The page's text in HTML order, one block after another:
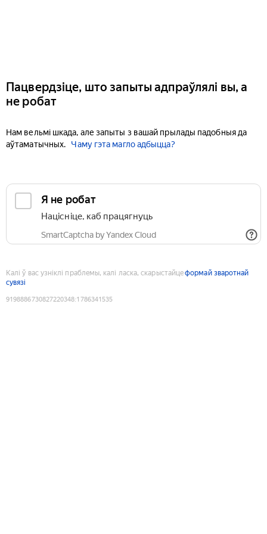
Пацвердзіце, што запыты адпраўлялі вы, а
не робат
Нам вельмі шкада, але запыты з вашай прылады падобныя да
аўтаматычных.
Чаму гэта магло адбыцца?
Я не робат
Націсніце, каб працягнуць
SmartCaptcha by Yandex Cloud
Калі ў вас узніклі праблемы, калі ласка, скарыстайцеформай зваротнай
сувязі
9198886730827220348:1786341535